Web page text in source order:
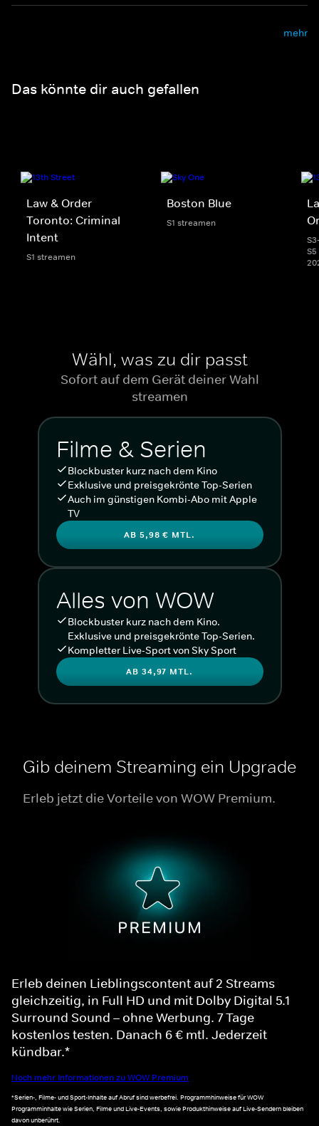
mehr
Das könnte dir auch gefallen
Law & Order
Toronto: Criminal
Intent
S1 streamen
Boston Blue
S1 streamen
Wähl, was zu dir passt
Sofort auf dem Gerät deiner Wahl
streamen
Filme & Serien
Blockbuster kurz nach dem Kino
Exklusive und preisgekrönte Top-Serien
Auch im günstigen Kombi-Abo mit Apple
TV
AB 5,98 € MTL.
Alles von WOW
Blockbuster kurz nach dem Kino.
Exklusive und preisgekrönte Top-Serien.
Kompletter Live-Sport von Sky Sport
AB 34,97 MTL.
Gib deinem Streaming ein Upgrade
Erleb jetzt die Vorteile von WOW Premium.
Erleb deinen Lieblingscontent auf 2 Streams
gleichzeitig, in Full HD und mit Dolby Digital 5.1
Surround Sound – ohne Werbung. 7 Tage
kostenlos testen. Danach 6 € mtl. Jederzeit
kündbar.*
Noch mehr Informationen zu WOW Premium
*Serien-, Filme- und Sport-Inhalte auf Abruf sind werbefrei. Programmhinweise für WOW
Programminhalte wie Serien, Filme und Live-Events, sowie Produkthinweise auf Live-Sendern bleiben
davon unberührt.